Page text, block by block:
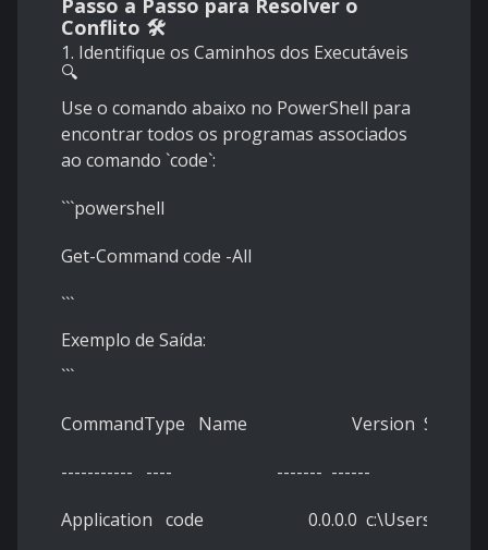
Passo a Passo para Resolver o
Conflito 🛠️
1. Identifique os Caminhos dos Executáveis
🔍
Use o comando abaixo no PowerShell para
encontrar todos os programas associados
ao comando `code`:
```powershell
Get-Command code -All
```
Exemplo de Saída:
```
CommandType Name Version Source
----------- ---- ------- ------
Application code 0.0.0.0